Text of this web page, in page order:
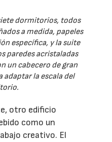
dormitorios, todos
a medida, papeles
específica, y la suite
paredes acristaladas
un cabecero de gran
la escala del
otro edificio
como un
creativo. El